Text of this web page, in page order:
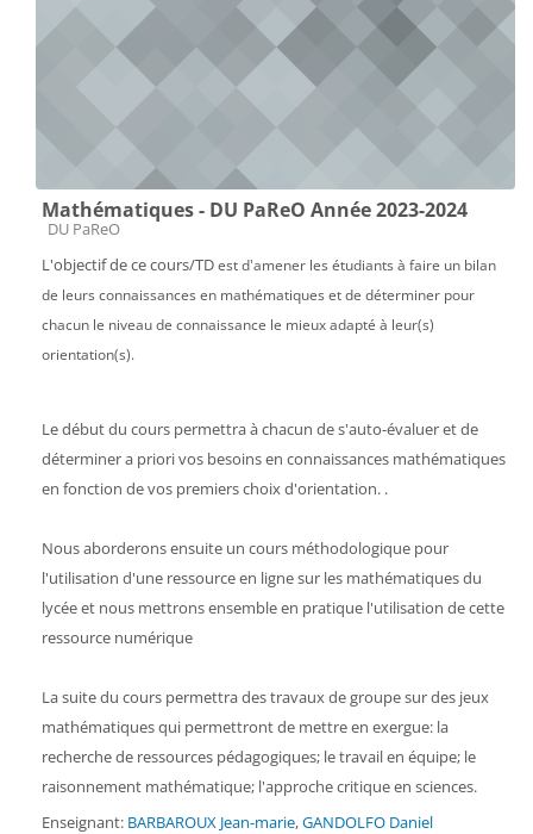
Mathématiques - DU PaReO Année 2023-2024
Catégorie de cours
DU PaReO
L'objectif de ce cours/TDest d'amener les étudiants à faire un bilan
de leurs connaissances en mathématiques et de déterminer pour
chacun le niveau de connaissance le mieux adapté à leur(s)
orientation(s).
Le début du cours permettra à chacun de s'auto-évaluer et de
déterminer a priori vos besoins en connaissances mathématiques
en fonction de vos premiers choix d'orientation. .
Nous aborderons ensuite un cours méthodologique pour
l'utilisation d'une ressource en ligne sur les mathématiques du
lycée et nous mettrons ensemble en pratique l'utilisation de cette
ressource numérique
La suite du cours permettra des travaux de groupe sur des jeux
mathématiques qui permettront de mettre en exergue: la
recherche de ressources pédagogiques; le travail en équipe; le
raisonnement mathématique; l'approche critique en sciences.
Enseignant: BARBAROUX Jean-marie,GANDOLFO Daniel